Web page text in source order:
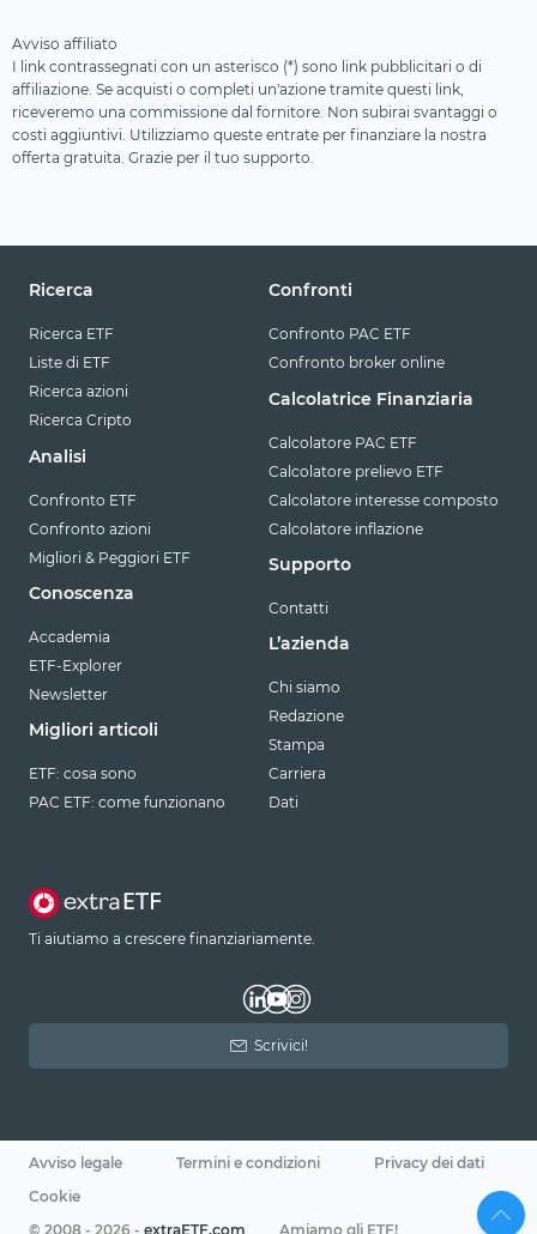
Avviso affiliato
I link contrassegnati con un asterisco (*) sono link pubblicitari o di
affiliazione. Se acquisti o completi un'azione tramite questi link,
riceveremo una commissione dal fornitore. Non subirai svantaggi o
costi aggiuntivi. Utilizziamo queste entrate per finanziare la nostra
offerta gratuita. Grazie per il tuo supporto.
Ricerca
Ricerca ETF
Liste di ETF
Ricerca azioni
Ricerca Cripto
Analisi
Confronto ETF
Confronto azioni
Migliori & Peggiori ETF
Conoscenza
Accademia
ETF-Explorer
Newsletter
Migliori articoli
ETF: cosa sono
PAC ETF: come funzionano
Confronti
Confronto PAC ETF
Confronto broker online
Calcolatrice Finanziaria
Calcolatore PAC ETF
Calcolatore prelievo ETF
Calcolatore interesse composto
Calcolatore inflazione
Supporto
Contatti
L’azienda
Chi siamo
Redazione
Stampa
Carriera
Dati
Ti aiutiamo a crescere finanziariamente.
Scrivici!
Avviso legale Termini e condizioni
Privacy dei dati
Cookie
© 2008 - 2026 - extraETF.com Amiamo gli ETF!